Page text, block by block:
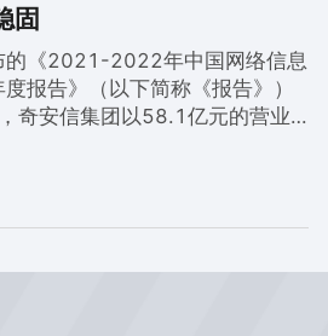
固
的《2021-2022年中国网络信息
报告》（以下简称《报告》）
奇安信集团以58.1亿元的营业
、安全管理平台、安全服务等
奇安信多年排名市场第一，而在
、Web安全等领域，奇安信也持